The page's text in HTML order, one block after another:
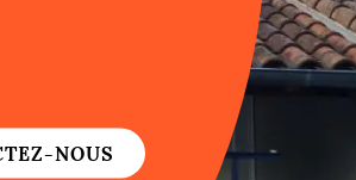
NOUS